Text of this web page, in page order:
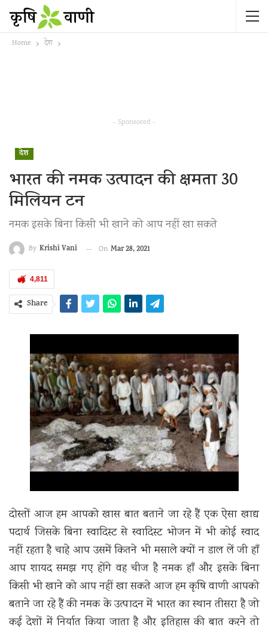
Home देश
- Sponsored -
देश
भारत की नमक उत्पादन की क्षमता 30
मिलियन टन
नमक इसके बिना किसी भी खाने को आप नहीं खा सकते
By Krishi Vani On Mar 28, 2021
4,811
Share
दोस्तों आज हम आपको खास बात बताने जा रहे हैं एक ऐसा खाद्य
पदार्थ जिसके बिना स्वादिस्ट से स्वादिस्ट भोजन में भी कोई स्वाद
नहीं रहता है चाहे आप उसमें कितने भी मसाले क्यों न डाल लें जी हाँ
आप शायद समझ गए होंगे वह चीज है नमक हाँ और इसके बिना
किसी भी खाने को आप नहीं खा सकते आज हम कृषि वाणी आपको
बताने जा रहे हैं की नमक के उत्पादन में भारत का स्थान तीसरा है जो
कई देशों में निर्यात किया जाता है और इतिहास की बात करने तो